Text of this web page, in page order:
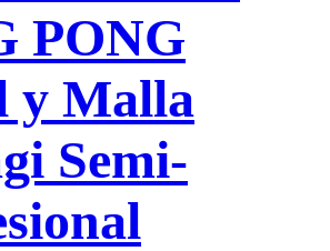
PONG
y Malla
Semi-